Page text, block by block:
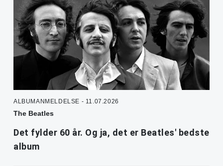
ALBUMANMELDELSE - 11.07.2026
The Beatles
Det fylder 60 år. Og ja, det er Beatles' bedste
album